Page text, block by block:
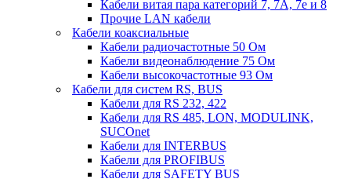
Кабели витая пара категорий 7, 7А, 7е и 8
Прочие LAN кабели
Кабели коаксиальные
Кабели радиочастотные 50 Ом
Кабели видеонаблюдение 75 Ом
Кабели высокочастотные 93 Ом
Кабели для систем RS, BUS
Кабели для RS 232, 422
Кабели для RS 485, LON, MODULINK,
SUCOnet
Кабели для INTERBUS
Кабели для PROFIBUS
Кабели для SAFETY BUS